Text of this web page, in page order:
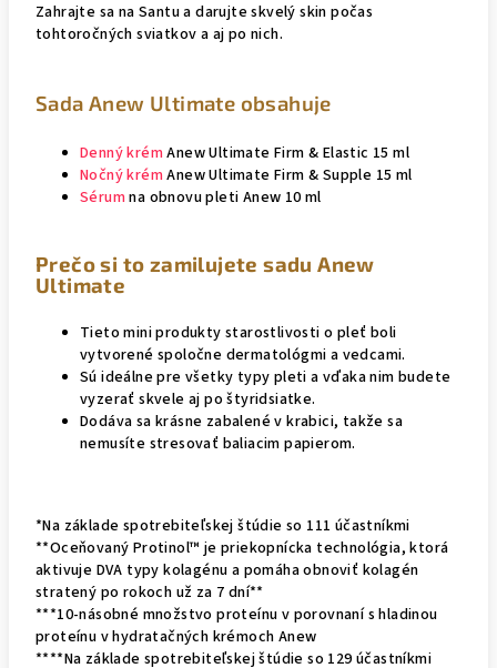
Zahrajte sa na Santu a darujte skvelý skin počas
tohtoročných sviatkov a aj po nich.
Sada Anew Ultimate obsahuje
Denný krémAnew Ultimate Firm & Elastic 15 ml
Nočný krémAnew Ultimate Firm & Supple 15 ml
Sérumna obnovu pleti Anew 10 ml
Prečo si to zamilujete sadu Anew
Ultimate
Tieto mini produkty starostlivosti o pleť boli
vytvorené spoločne dermatológmi a vedcami.
Sú ideálne pre všetky typy pleti a vďaka nim budete
vyzerať skvele aj po štyridsiatke.
Dodáva sa krásne zabalené v krabici, takže sa
nemusíte stresovať baliacim papierom.
*Na základe spotrebiteľskej štúdie so 111 účastníkmi
**Oceňovaný Protinol™ je priekopnícka technológia, ktorá
aktivuje DVA typy kolagénu a pomáha obnoviť kolagén
stratený po rokoch už za 7 dní**
***10-násobné množstvo proteínu v porovnaní s hladinou
proteínu v hydratačných krémoch Anew
****Na základe spotrebiteľskej štúdie so 129 účastníkmi